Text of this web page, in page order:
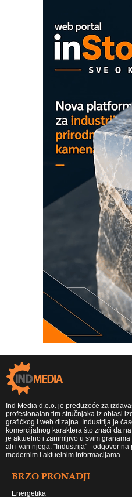
Proizvodnja iC7
mrežnog
hlađenjem
COMBYPACK
EVOKS
Ind Media d.o.o. je preduzeće za
profesionalan tim stručnjaka iz oblasi
grafičkog i web dizajna. Industrija je
komercijalnog karaktera što znači da
je aktuelno i zanimljivo u svim
ali i van njega. "Industrija" - odgovor
modernim i aktuelnim informacijama.
BRZO PRONADJI
Energetika